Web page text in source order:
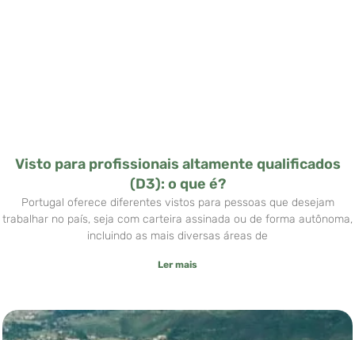
Visto para profissionais altamente qualificados
(D3): o que é?
Portugal oferece diferentes vistos para pessoas que desejam
trabalhar no país, seja com carteira assinada ou de forma autônoma,
incluindo as mais diversas áreas de
Ler mais